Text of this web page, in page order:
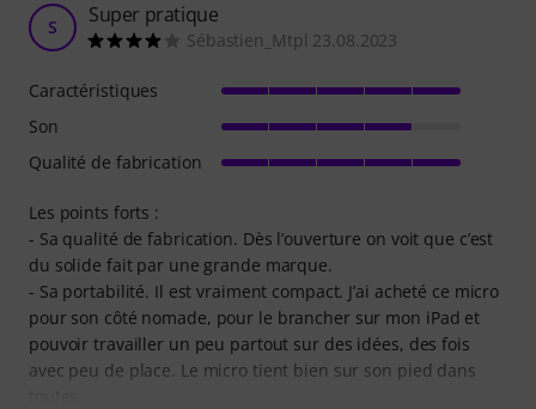
S Super pratique
Sébastien_Mtpl 23.08.2023
Les points forts :
- Sa qualité de fabrication. Dès l’ouverture on voit que c’est
du solide fait par une grande marque.
- Sa portabilité. Il est vraiment compact. J’ai acheté ce micro
pour son côté nomade, pour le brancher sur mon iPad et
pouvoir travailler un peu partout sur des idées, des fois
avec peu de place. Le micro tient bien sur son pied dans
Caractéristiques
Son
Qualité de fabrication